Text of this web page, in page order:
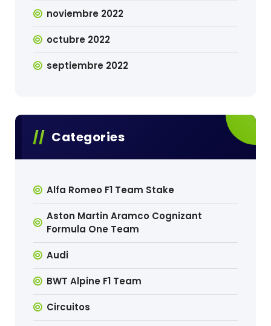
noviembre 2022
octubre 2022
septiembre 2022
Categories
Alfa Romeo F1 Team Stake
Aston Martin Aramco Cognizant
Formula One Team
Audi
BWT Alpine F1 Team
Circuitos